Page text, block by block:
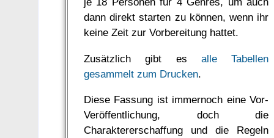
dann direkt starten zu können, wenn ihr
keine Zeit zur Vorbereitung hattet.
Zusätzlich gibt es alle Tabellen
gesammelt zum Drucken.
Diese Fassung ist immernoch eine Vor-
Veröffentlichung, doch die
Charaktererschaffung und die Regeln